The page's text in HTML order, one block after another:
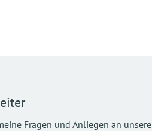
Fragen und Anliegen an unsere